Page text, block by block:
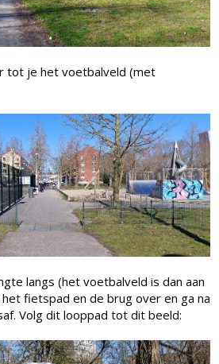
tot je het voetbalveld (met
langs (het voetbalveld is dan aan
het fietspad en de brug over en ga na
Volg dit looppad tot dit beeld: